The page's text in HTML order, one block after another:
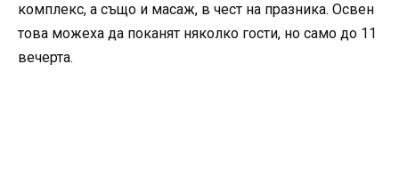
комплекс, а също и масаж, в чест на празника. Освен
това можеха да поканят няколко гости, но само до 11
вечерта.